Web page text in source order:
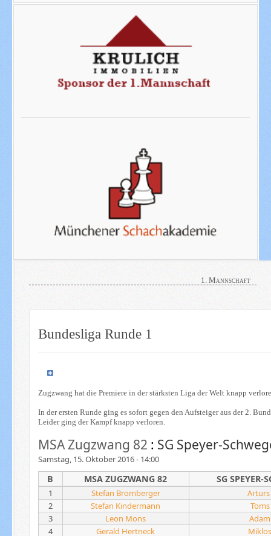
1. Mannschaft
Bundesliga Runde 1
Zugzwang hat die Premiere in der stärksten Liga der Welt knapp
In der ersten Runde ging es sofort gegen den Aufsteiger aus der 2.
Leider ging der Kampf knapp verloren.
MSA Zugzwang 82 : SG Speyer-
Samstag, 15. Oktober 2016 - 14:00
B MSA ZUGZWANG 82 SG SPEYER-
1 Stefan Bromberger
Arturs
2
Stefan Kindermann
3
Leon Mons
4
Gerald Hertneck